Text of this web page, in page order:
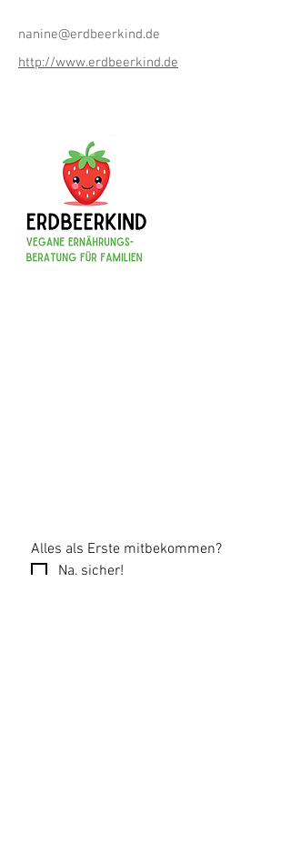
nanine@erdbeerkind.de
http://www.erdbeerkind.de
Alles als Erste mitbekommen?
Na, sicher!